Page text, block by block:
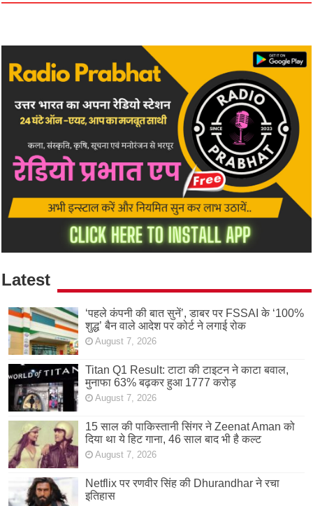
Latest
‘पहले कंपनी की बात सुनें’, डाबर पर FSSAI के ‘100%
शुद्ध’ बैन वाले आदेश पर कोर्ट ने लगाई रोक
August 7, 2026
Titan Q1 Result: टाटा की टाइटन ने काटा बवाल,
मुनाफा 63% बढ़कर हुआ 1777 करोड़
August 7, 2026
15 साल की पाकिस्तानी सिंगर ने Zeenat Aman को
दिया था ये हिट गाना, 46 साल बाद भी है कल्ट
August 7, 2026
Netflix पर रणवीर सिंह की Dhurandhar ने रचा
इतिहास